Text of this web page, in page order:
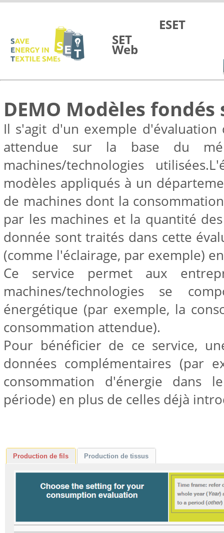
SET
Web
ESET
DEMO Modèles
Il s'agit d'un exemple
attendue sur la base du
machines/technologies
modèles appliqués à un
de machines dont la
par les machines et la quantité
donnée sont traités dans cette
(comme l'éclairage, par exemple)
Ce service permet aux
machines/technologies se
énergétique (par exemple, la
consommation attendue).
Pour bénéficier de ce service,
données complémentaires (par
consommation d'énergie dans
période) en plus de celles déjà
Production de fils Production de tissus